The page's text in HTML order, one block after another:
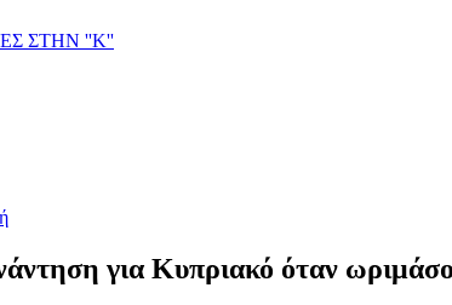
ΣΤΗΝ ''Κ''
για Κυπριακό όταν